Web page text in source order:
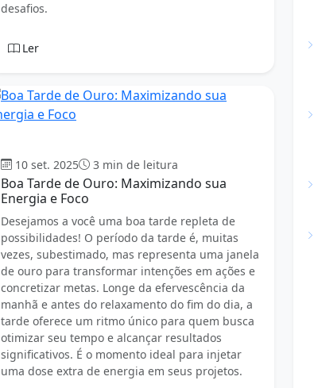
desafios.
Ler
10 set. 2025 3 min de leitura
Boa Tarde de Ouro: Maximizando sua
Energia e Foco
Desejamos a você uma boa tarde repleta de
possibilidades! O período da tarde é, muitas
vezes, subestimado, mas representa uma janela
de ouro para transformar intenções em ações e
concretizar metas. Longe da efervescência da
manhã e antes do relaxamento do fim do dia, a
tarde oferece um ritmo único para quem busca
otimizar seu tempo e alcançar resultados
significativos. É o momento ideal para injetar
uma dose extra de energia em seus projetos.